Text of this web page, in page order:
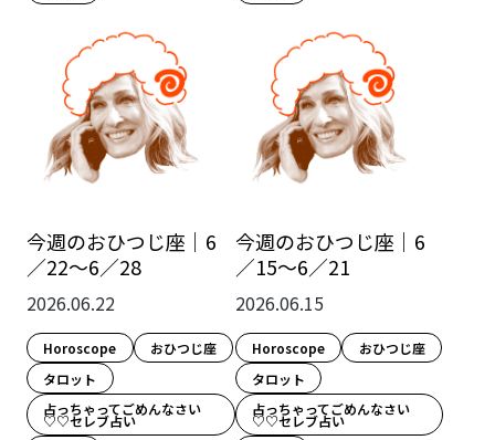
今週のおひつじ座｜6
／22～6／28
2026.06.22
Horoscope
おひつじ座
タロット
占っちゃってごめんなさい
♡♡セレブ占い
今週のおひつじ座｜6
／15～6／21
2026.06.15
Horoscope
おひつじ座
タロット
占っちゃってごめんなさい
♡♡セレブ占い